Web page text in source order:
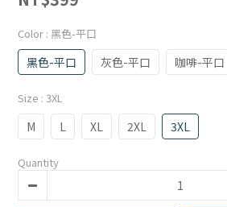
Color : 黑色-平口
黑色-平口 灰色-平口 咖啡-平口
Size : 3XL
M L XL 2XL 3XL
Quantity